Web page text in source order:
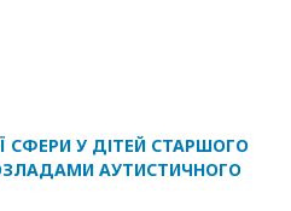
СФЕРИ У ДІТЕЙ СТАРШОГО
АУТИСТИЧНОГО